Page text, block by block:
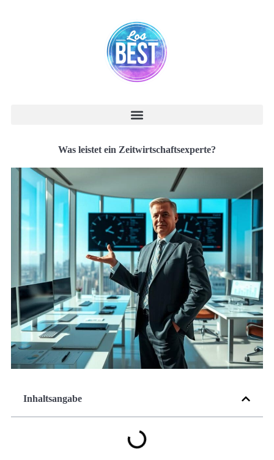
Was leistet ein Zeitwirtschaftsexperte?
Inhaltsangabe